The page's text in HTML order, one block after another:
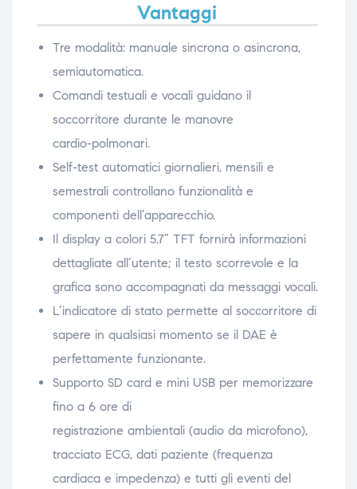
Vantaggi
Tre modalità: manuale sincrona o asincrona,
semiautomatica.
Comandi testuali e vocali guidano il
soccorritore durante le manovre
cardio-polmonari.
Self-test automatici giornalieri, mensili e
semestrali controllano funzionalità e
componenti dell’apparecchio.
Il display a colori 5.7” TFT fornirà informazioni
dettagliate all’utente; il testo scorrevole e la
grafica sono accompagnati da messaggi vocali.
L’indicatore di stato permette al soccorritore di
sapere in qualsiasi momento se il DAE è
perfettamente funzionante.
Supporto SD card e mini USB per memorizzare
fino a 6 ore di
registrazione ambientali (audio da microfono),
tracciato ECG, dati paziente (frequenza
cardiaca e impedenza) e tutti gli eventi del